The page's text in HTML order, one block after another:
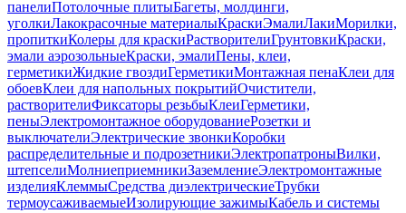
панелиПотолочные плитыБагеты, молдинги,
уголкиЛакокрасочные материалыКраскиЭмалиЛакиМорилки,
пропиткиКолеры для краскиРастворителиГрунтовкиКраски,
эмали аэрозольныеКраски, эмалиПены, клеи,
герметикиЖидкие гвоздиГерметикиМонтажная пенаКлеи для
обоевКлеи для напольных покрытийОчистители,
растворителиФиксаторы резьбыКлеиГерметики,
пеныЭлектромонтажное оборудованиеРозетки и
выключателиЭлектрические звонкиКоробки
распределительные и подрозетникиЭлектропатроныВилки,
штепселиМолниеприемникиЗаземлениеЭлектромонтажные
изделияКлеммыСредства диэлектрическиеТрубки
термоусаживаемыеИзолирующие зажимыКабель и системы